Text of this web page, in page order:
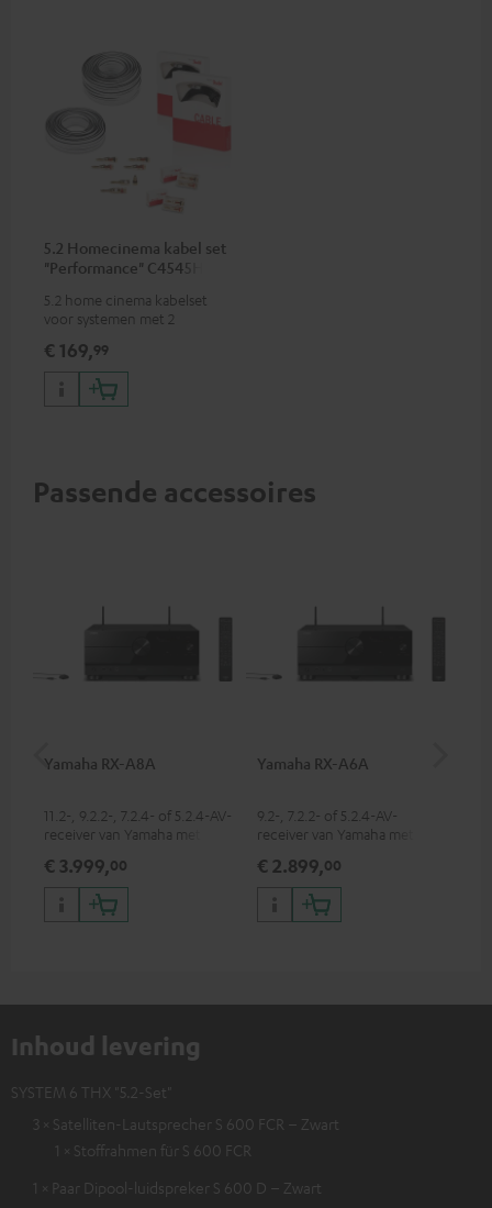
5.2 Homecinema kabel set
"Performance" C4545HS
5.2 home cinema kabelset
voor systemen met 2
€ 169,99
Passende accessoires
Yamaha RX-A8A
11.2-, 9.2.2-, 7.2.4- of 5.2.4-AV-
receiver van Yamaha met 185
kanaal (8 Ohm, 0,9 % THD)
€ 3.999,00
Yamaha RX-A6A
9.2-, 7.2.2- of 5.2.4-AV-
receiver van Yamaha met 185
kanaal (8 Ohm, 0,9 % THD)
€ 2.899,00
Inhoud levering
SYSTEM 6 THX "5.2-Set"
3 × Satelliten-Lautsprecher S 600 FCR – Zwart
1 × Stoffrahmen für S 600 FCR
1 × Paar Dipool-luidspreker S 600 D – Zwart